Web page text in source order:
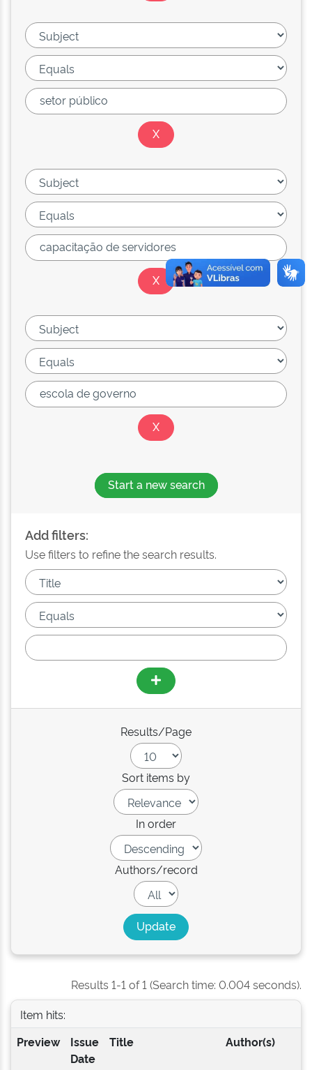
Start a new search
Add filters:
Use filters to refine the search results.
Results/Page
Sort items by
In order
Authors/record
Results 1-1 of 1 (Search time: 0.004 seconds).
Item hits:
Preview
Issue
Date
Title Author(s)